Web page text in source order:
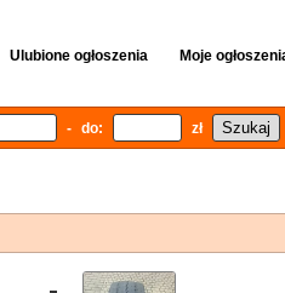
Ulubione ogłoszenia Moje
- do: zł